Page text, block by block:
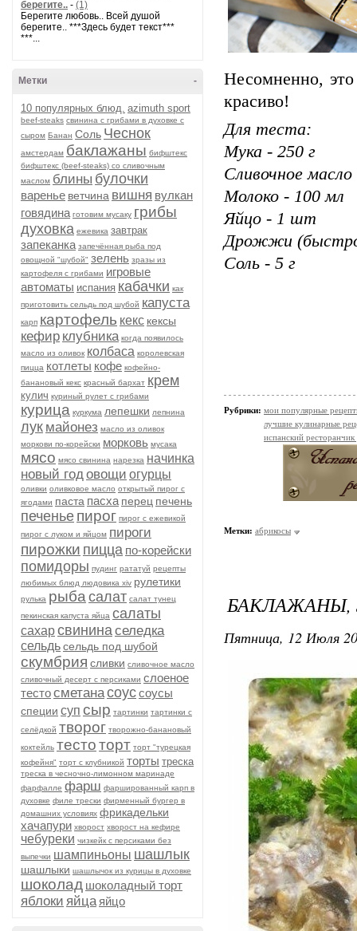
берегите.. - (1)
Берегите любовь.. Всей душой
берегите.. ***Здесь будет текст***
***...
-
Метки
10 популярных блюд. azimuth sport
beef-stеаks cвинина с грибами в духовке с
сыром Банан Соль Чеснок
амстердам баклажаны бифштекс
бифштекс (beef-stеаks) со сливочным
маслом блины булочки
варенье ветчина вишня вулкан
говядина готовим мусаку грибы
духовка ежевика завтрак
запеканка запечённая рыба под
овощной "шубой" зелень зразы из
картофеля с грибами игровые
автоматы испания кабачки как
приготовить сельдь под шубой капуста
карп картофель кекс кексы
кефир клубника когда появилось
масло из оливок колбаса королевская
пицца котлеты кофе кофейно-
банановый кекс красный бархат крем
кулич куриный рулет с грибами
курица куркума лепешки лепнина
лук майонез масло из оливок
моркови по-корейски морковь мусака
мясо мясо свинина нарезка начинка
новый годовощи огурцы
оливки оливковое масло открытый пирог с
ягодами паста пасха перец печень
печенье пирог пирог с ежевикой
пирог с луком и яйцом пироги
пирожки пицца по-корейски
помидоры пудинг рататуй рецепты
любимых блюд людовика xiv рулетики
рулька рыба салат салат тунец
пекинская капуста яйца салаты
сахарсвининаселедка
сельдьсельдь под шубой
скумбрия сливки сливочное масло
сливочный десерт с персиками слоеное
тестосметанасоуссоусы
специи суп сыр тартинки тартинки с
селёдкой творог творожно-банановый
коктейль тестоторт торт "турецкая
кофейня" торт с клубникой торты треска
треска в чесночно-лимонном маринаде
фарфалле фарш фаршированный карп в
духовке филе трески фирменный бургер в
домашних условиях фрикадельки
хачапури хворост хворост на кефире
чебуреки чизкейк с персиками без
выпечки шампиньоны шашлык
шашлыки шашлычок из курицы в духовке
шоколад шоколадный торт
яблоки яйца яйцо
Несомненно,
красиво!
Для теста:
Мука - 250 г
Сливочное
Молоко - 100 мл
Яйцо - 1 шт
Дрожжи
Соль - 5 г
Рубрики: мои популярные
лучшие кулинарные
испанский
Метки: абрикосы
БАКЛАЖАНЫ,
Пятница, 12 Июля